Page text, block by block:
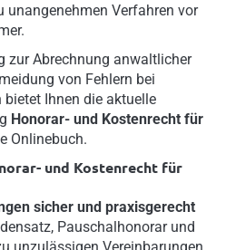
unangenehmen Verfahren vor
zur Abrechnung anwaltlicher
von Fehlern bei
Ihnen die aktuelle
Honorar- und Kostenrecht für
Onlinebuch.
und Kostenrecht für
sicher und praxisgerecht
Pauschalhonorar und